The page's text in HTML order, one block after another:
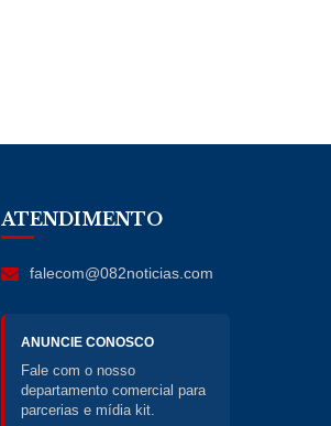
ATENDIMENTO
falecom@082noticias.com
ANUNCIE CONOSCO
Fale com o nosso
departamento comercial para
parcerias e mídia kit.